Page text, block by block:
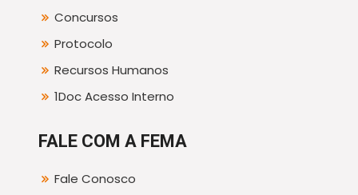
Concursos
Protocolo
Recursos Humanos
1Doc Acesso Interno
FALE COM A FEMA
Fale Conosco